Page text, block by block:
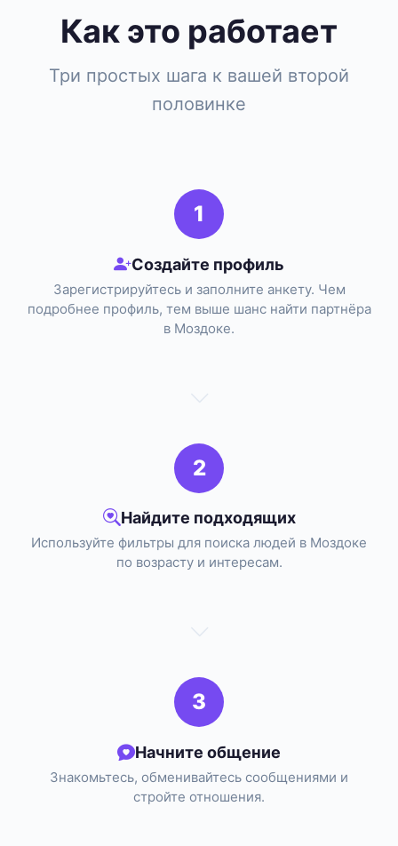
Как это работает
Три простых шага к вашей второй
половинке
1
Создайте профиль
Зарегистрируйтесь и заполните анкету. Чем
подробнее профиль, тем выше шанс найти партнёра
в Моздоке.
2
Найдите подходящих
Используйте фильтры для поиска людей в Моздоке
по возрасту и интересам.
3
Начните общение
Знакомьтесь, обменивайтесь сообщениями и
стройте отношения.